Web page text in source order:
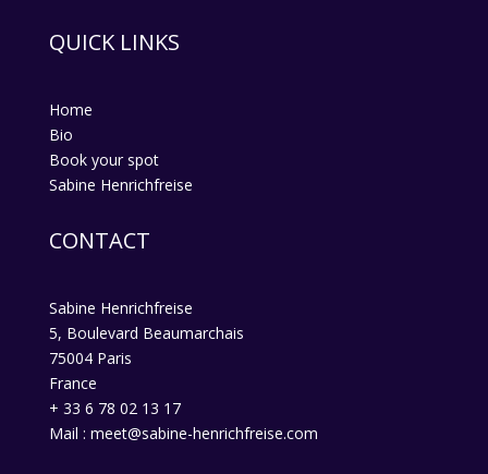
QUICK LINKS
Home
Bio
Book your spot
Sabine Henrichfreise
CONTACT
Sabine Henrichfreise
5, Boulevard Beaumarchais
75004 Paris
France
+ 33 6 78 02 13 17
Mail : meet@sabine-henrichfreise.com